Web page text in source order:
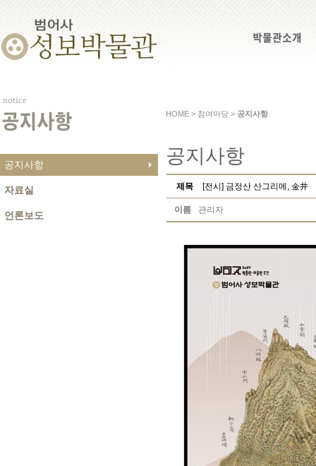
박물관소개
notice
공지사항
공지사항
자료실
언론보도
HOME > 참여마당 > 공지사항
공지사항
제목 [전시] 금정산 산그리메, 金井
이름 관리자